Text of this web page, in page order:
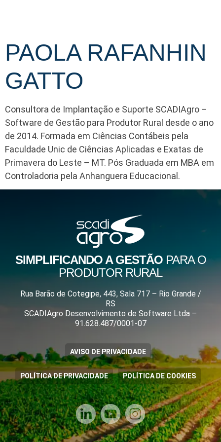
PAOLA RAFANHIN
GATTO
Consultora de Implantação e Suporte SCADIAgro –
Software de Gestão para Produtor Rural desde o ano
de 2014. Formada em Ciências Contábeis pela
Faculdade Unic de Ciências Aplicadas e Exatas de
Primavera do Leste – MT. Pós Graduada em MBA em
Controladoria pela Anhanguera Educacional.
SIMPLIFICANDO A GESTÃOPARA O
PRODUTOR RURAL
Rua Barão de Cotegipe, 443, Sala 717 – Rio Grande /
RS
SCADIAgro Desenvolvimento de Software Ltda –
91.628.487/0001-07
AVISO DE PRIVACIDADE
POLÍTICA DE PRIVACIDADE POLÍTICA DE COOKIES